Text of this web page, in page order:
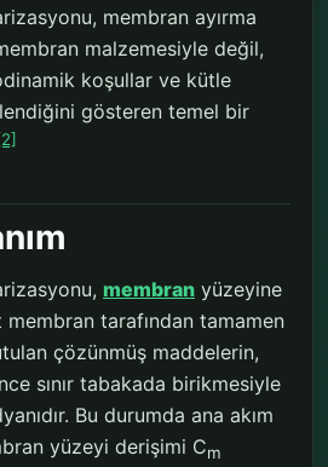
membran ayırma
malzemesiyle değil,
koşullar ve kütle
gösteren temel bir
membran yüzeyine
tarafından tamamen
çözünmüş maddelerin,
sınır tabakada birikmesiyle
Bu durumda ana akım
yüzeyi derişimi Cm